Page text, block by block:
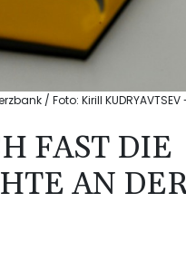
/ Foto: Kirill KUDRYAVTSEV
FAST DIE
AN